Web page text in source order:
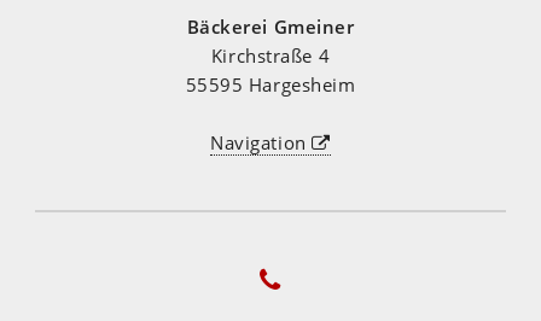
Bäckerei Gmeiner
Kirchstraße 4
55595 Hargesheim
Navigation